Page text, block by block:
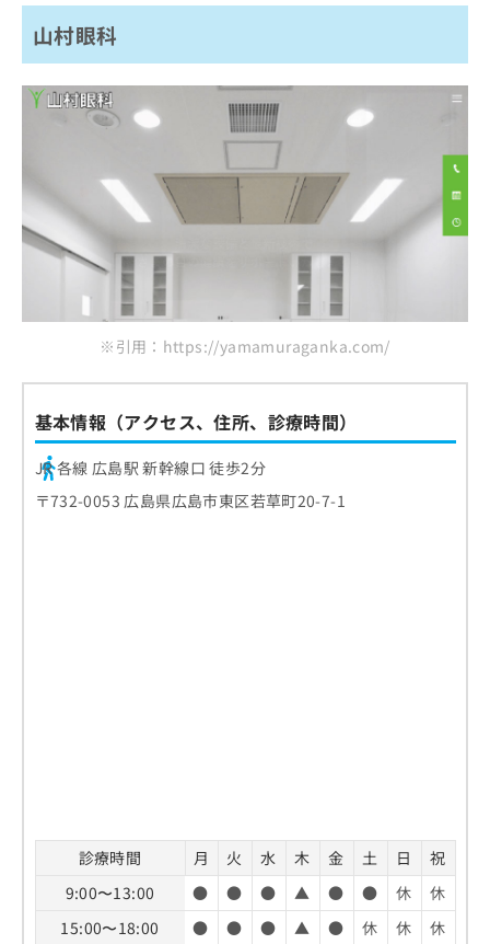
山村眼科
※引用：https://yamamuraganka.com/
基本情報（アクセス、住所、診療時間）
JR 各線 広島駅 新幹線口 徒歩2分
〒732-0053 広島県広島市東区若草町20-7-1
診療時間 月 火 水 木 金 土 日
祝
9:00〜13:00
● ● ● ▲ ● ● 休
休
15:00〜18:00
● ● ● ▲ ● 休 休 休